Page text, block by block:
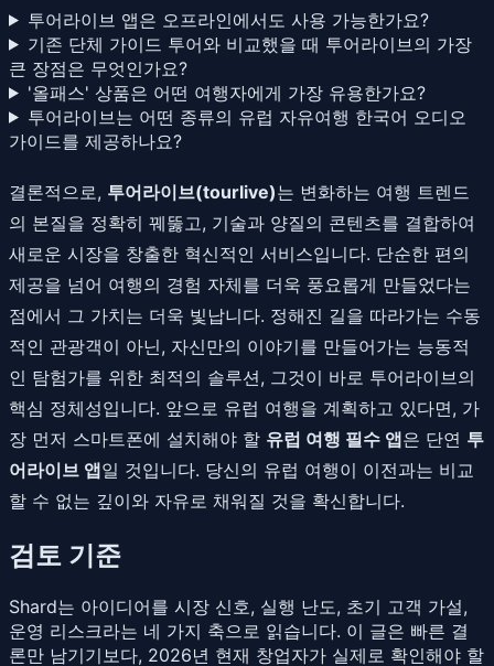
투어라이브 앱은 오프라인에서도 사용 가능한가요?
기존 단체 가이드 투어와 비교했을 때 투어라이브의 가장
큰 장점은 무엇인가요?
'올패스' 상품은 어떤 여행자에게 가장 유용한가요?
투어라이브는 어떤 종류의 유럽 자유여행 한국어 오디오
가이드를 제공하나요?
결론적으로, 투어라이브(tourlive)는 변화하는 여행 트렌드
의 본질을 정확히 꿰뚫고, 기술과 양질의 콘텐츠를 결합하여
새로운 시장을 창출한 혁신적인 서비스입니다. 단순한 편의
제공을 넘어 여행의 경험 자체를 더욱 풍요롭게 만들었다는
점에서 그 가치는 더욱 빛납니다. 정해진 길을 따라가는 수동
적인 관광객이 아닌, 자신만의 이야기를 만들어가는 능동적
인 탐험가를 위한 최적의 솔루션, 그것이 바로 투어라이브의
핵심 정체성입니다. 앞으로 유럽 여행을 계획하고 있다면, 가
장 먼저 스마트폰에 설치해야 할 유럽 여행 필수 앱은 단연 투
어라이브 앱일 것입니다. 당신의 유럽 여행이 이전과는 비교
할 수 없는 깊이와 자유로 채워질 것을 확신합니다.
검토 기준
Shard는 아이디어를 시장 신호, 실행 난도, 초기 고객 가설,
운영 리스크라는 네 가지 축으로 읽습니다. 이 글은 빠른 결
론만 남기기보다, 2026년 현재 창업자가 실제로 확인해야 할